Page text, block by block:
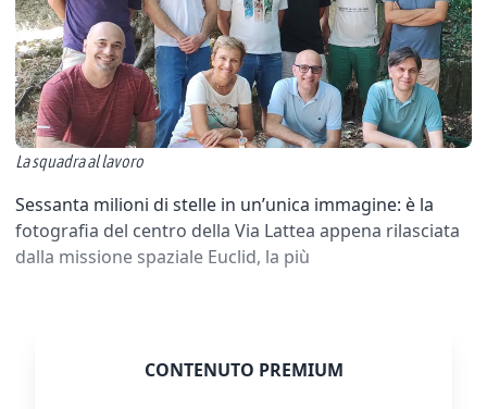
La squadra al lavoro
Sessanta milioni di stelle in un’unica immagine: è la
fotografia del centro della Via Lattea appena rilasciata
dalla missione spaziale Euclid, la più
CONTENUTO PREMIUM